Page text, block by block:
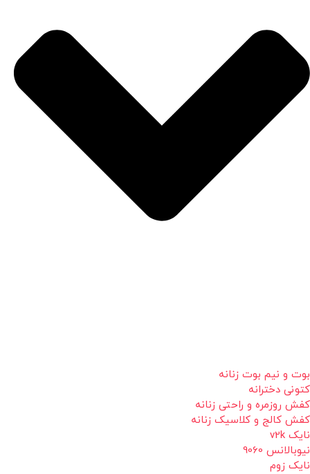
بوت و نیم بوت زنانه
کتونی دخترانه
کفش روزمره و راحتی زنانه
کفش کالج و کلاسیک زنانه
نایک v2k
نیوبالانس 9060
نایک زوم